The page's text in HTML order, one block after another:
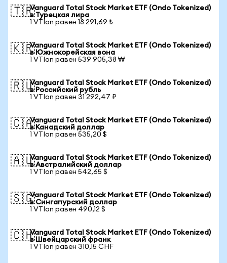
🇹🇷Vanguard Total Stock Market ETF (Ondo Tokenized)
в Турецкая лира
1 VTIon равен 18 291,69 ₺
🇰🇷Vanguard Total Stock Market ETF (Ondo Tokenized)
в Южнокорейская вона
1 VTIon равен 539 905,38 ₩
🇷🇺Vanguard Total Stock Market ETF (Ondo Tokenized)
в Российский рубль
1 VTIon равен 31 292,47 ₽
🇨🇦Vanguard Total Stock Market ETF (Ondo Tokenized)
в Канадский доллар
1 VTIon равен 535,20 $
🇦🇺Vanguard Total Stock Market ETF (Ondo Tokenized)
в Австралийский доллар
1 VTIon равен 542,65 $
🇸🇬Vanguard Total Stock Market ETF (Ondo Tokenized)
в Сингапурский доллар
1 VTIon равен 490,12 $
🇨🇭Vanguard Total Stock Market ETF (Ondo Tokenized)
в Швейцарский франк
1 VTIon равен 310,15 CHF